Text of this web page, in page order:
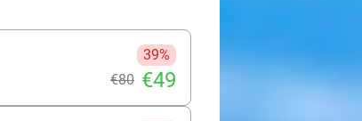
39%
€80 €49